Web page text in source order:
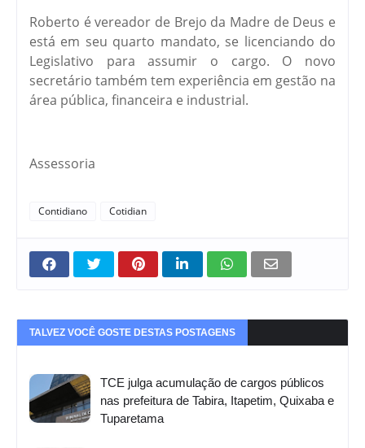
Roberto é vereador de Brejo da Madre de Deus e
está em seu quarto mandato, se licenciando do
Legislativo para assumir o cargo. O novo
secretário também tem experiência em gestão na
área pública, financeira e industrial.
Assessoria
Contidiano Cotidian
TALVEZ VOCÊ GOSTE DESTAS POSTAGENS
TCE julga acumulação de cargos públicos
nas prefeitura de Tabira, Itapetim, Quixaba e
Tuparetama